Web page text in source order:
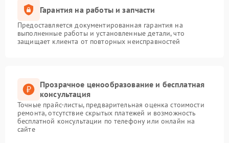
Гарантия на работы и запчасти
Предоставляется документированная гарантия на
выполненные работы и установленные детали, что
защищает клиента от повторных неисправностей
Прозрачное ценообразование и бесплатная
консультация
Точные прайс-листы, предварительная оценка стоимости
ремонта, отсутствие скрытых платежей и возможность
бесплатной консультации по телефону или онлайн на
сайте